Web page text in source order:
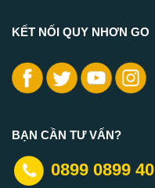
KẾT NỐI QUY NHƠN GO
BẠN CẦN TƯ VẤN?
0899 0899 40